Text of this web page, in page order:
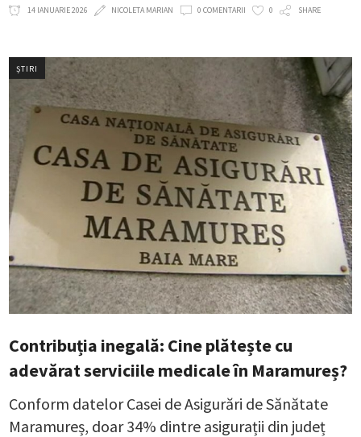
14 IANUARIE 2026 NICOLETA MARIAN 0 COMENTARII 0 SHARE
ȘTIRI
Contribuția inegală: Cine plătește cu
adevărat serviciile medicale în Maramureș?
Conform datelor Casei de Asigurări de Sănătate
Maramureș, doar 34% dintre asigurații din județ